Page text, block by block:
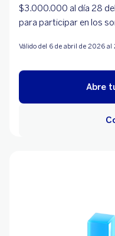
$3.000.000 al día 28
para participar en los
Válido del 6 de abril de 2026 al
Abre